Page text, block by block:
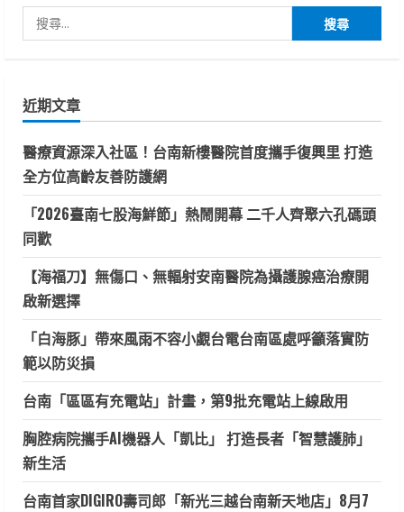
尋
字:
近期文章
醫療資源深入社區！台南新樓醫院首度攜手復興里 打造
全方位高齡友善防護網
「2026臺南七股海鮮節」熱鬧開幕 二千人齊聚六孔碼頭
同歡
【海福刀】無傷口、無輻射安南醫院為攝護腺癌治療開
啟新選擇
「白海豚」帶來風雨不容小覷台電台南區處呼籲落實防
範以防災損
台南「區區有充電站」計畫，第9批充電站上線啟用
胸腔病院攜手AI機器人「凱比」 打造長者「智慧護肺」
新生活
台南首家DIGIRO壽司郎「新光三越台南新天地店」8月7